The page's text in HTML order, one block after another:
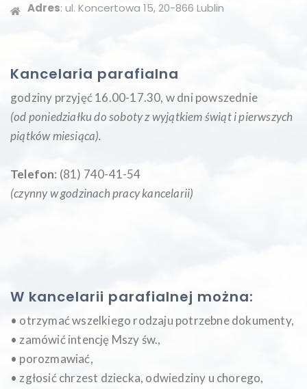
Adres: ul. Koncertowa 15, 20-866 Lublin
Kancelaria parafialna
godziny przyjęć 16.00-17.30, w dni powszednie
(od poniedziałku do soboty z wyjątkiem świąt i pierwszych
piątków miesiąca).
Telefon: (81) 740-41-54
(czynny w godzinach pracy kancelarii)
W kancelarii parafialnej można:
• otrzymać wszelkiego rodzaju potrzebne dokumenty,
• zamówić intencję Mszy św.,
• porozmawiać,
• zgłosić chrzest dziecka, odwiedziny u chorego,